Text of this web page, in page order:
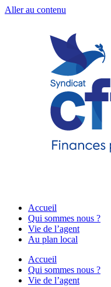
Aller au contenu
Accueil
Qui sommes nous ?
Vie de l’agent
Au plan local
Accueil
Qui sommes nous ?
Vie de l’agent